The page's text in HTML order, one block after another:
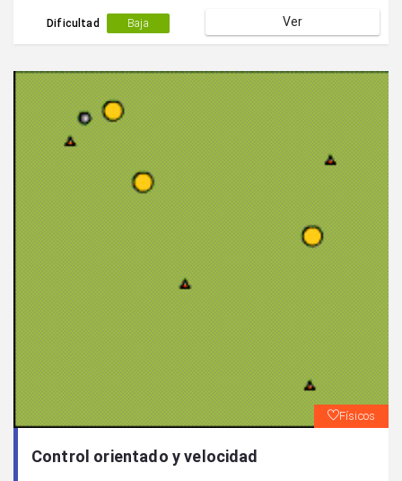
Dificultad Baja Ver
Físicos
Control orientado y velocidad